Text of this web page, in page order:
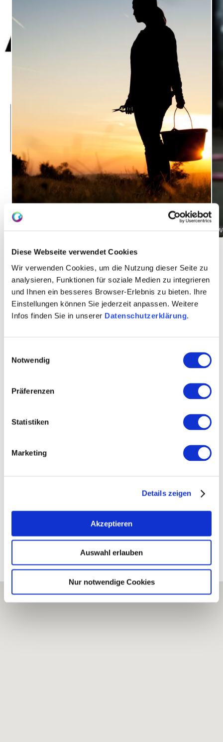
Diese Webseite verwendet Cookies
Wir verwenden Cookies, um die Nutzung dieser Seite zu
analysieren, Funktionen für soziale Medien zu integrieren
und Ihnen ein besseres Browser-Erlebnis zu bieten. Ihre
Einstellungen können Sie jederzeit anpassen. Weitere
Infos finden Sie in unserer Datenschutzerklärung.
Notwendig
Präferenzen
Statistiken
Marketing
Details zeigen
Akzeptieren
Auswahl erlauben
Nur notwendige Cookies
Über uns
Kellermeister Julia Schittler
Fachhandel
Weingut Schittler & Becker
Bearbeitete Weinlagen